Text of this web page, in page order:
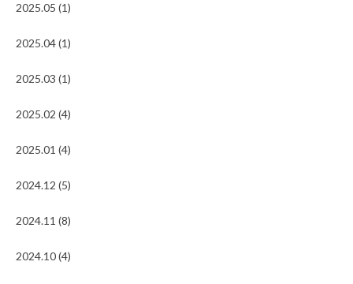
2025.05 (1)
2025.04 (1)
2025.03 (1)
2025.02 (4)
2025.01 (4)
2024.12 (5)
2024.11 (8)
2024.10 (4)